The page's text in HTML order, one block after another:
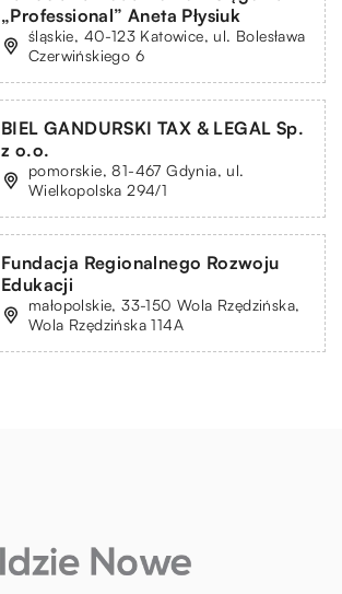
„Professional” Aneta Płysiuk
śląskie, 40-123 Katowice, ul. Bolesława
Czerwińskiego 6
BIEL GANDURSKI TAX & LEGAL Sp.
z o.o.
pomorskie, 81-467 Gdynia, ul.
Wielkopolska 294/1
Fundacja Regionalnego Rozwoju
Edukacji
małopolskie, 33-150 Wola Rzędzińska,
Wola Rzędzińska 114A